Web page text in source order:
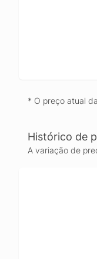
* O preço atual
Histórico de
A variação de